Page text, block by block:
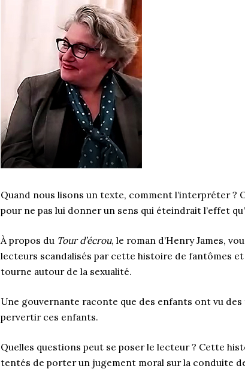
Quand nous lisons un texte, comment l’interpréter
pour ne pas lui donner un sens qui éteindrait l’effet
À propos du Tour d’écrou, le roman d’Henry James,
lecteurs scandalisés par cette histoire de fantômes
tourne autour de la sexualité.
Une gouvernante raconte que des enfants ont vu
pervertir ces enfants.
Quelles questions peut se poser le lecteur ? Cette
tentés de porter un jugement moral sur la conduite